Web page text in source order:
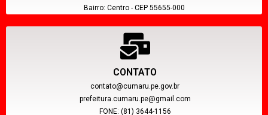
Bairro: Centro - CEP 55655-000
CONTATO
contato@cumaru.pe.gov.br
prefeitura.cumaru.pe@gmail.com
FONE: (81) 3644-1156